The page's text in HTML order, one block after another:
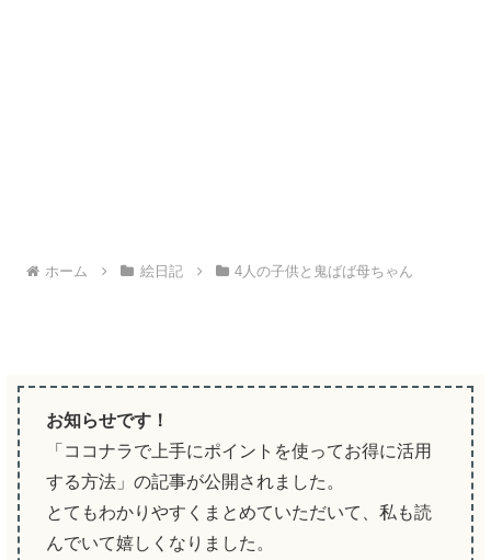
ホーム 絵日記 4人の子供と鬼ばば母ちゃん
お知らせです！
「ココナラで上手にポイントを使ってお得に活用
する方法」の記事が公開されました。
とてもわかりやすくまとめていただいて、私も読
んでいて嬉しくなりました。